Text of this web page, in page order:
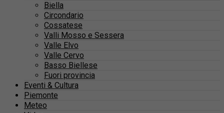
Biella
Circondario
Cossatese
Valli Mosso e Sessera
Valle Elvo
Valle Cervo
Basso Biellese
Fuori provincia
Eventi & Cultura
Piemonte
Meteo